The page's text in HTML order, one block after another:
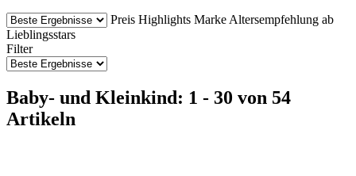
Preis Highlights Marke Altersempfehlung ab
Lieblingsstars
Filter
Baby- und Kleinkind: 1 - 30 von 54
Artikeln